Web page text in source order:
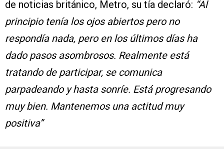
de noticias británico, Metro, su tía declaró: “Al
principio tenía los ojos abiertos pero no
respondía nada, pero en los últimos días ha
dado pasos asombrosos. Realmente está
tratando de participar, se comunica
parpadeando y hasta sonríe. Está progresando
muy bien. Mantenemos una actitud muy
positiva”